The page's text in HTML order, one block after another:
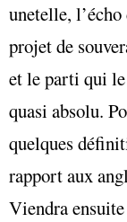
unetelle,
projet de
et le parti qui le
quasi absolu.
quelques
rapport aux
Viendra